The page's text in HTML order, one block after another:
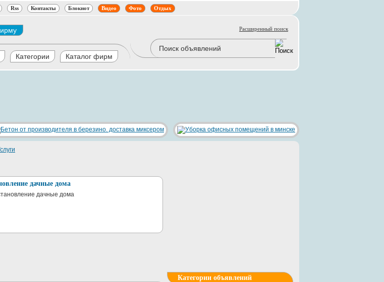
Rss Контакты Блокнот Видео Фото Отдых
Расширенный поиск
Категории Каталог фирм
дачные дома
дачные дома
Категории объявлений